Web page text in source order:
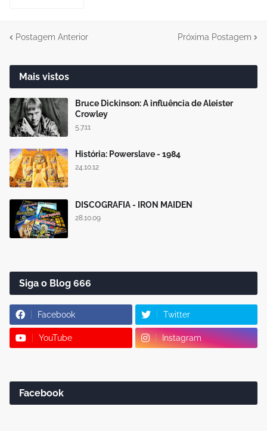
Postagem Anterior Próxima Postagem
Mais vistos
Bruce Dickinson: A influência de Aleister
Crowley
5.7.11
História: Powerslave - 1984
24.10.12
DISCOGRAFIA - IRON MAIDEN
28.10.09
Siga o Blog 666
Facebook Twitter
YouTube Instagram
Facebook